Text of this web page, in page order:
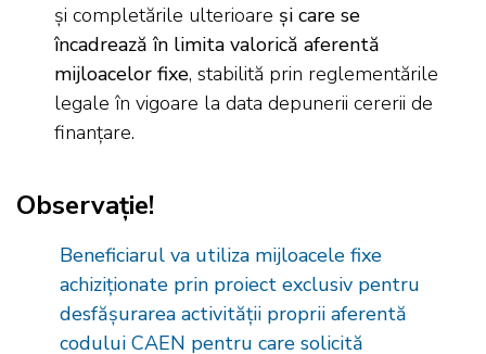
și completările ulterioare și care se
încadrează în limita valorică aferentă
mijloacelor fixe, stabilită prin reglementările
legale în vigoare la data depunerii cererii de
finanțare.
Observație!
Beneficiarul va utiliza mijloacele fixe
achiziționate prin proiect exclusiv pentru
desfășurarea activității proprii aferentă
codului CAEN pentru care solicită